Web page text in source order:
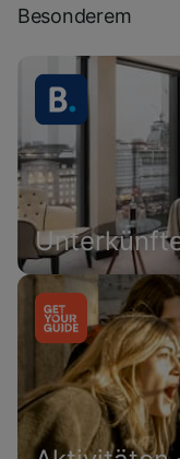
Besonderem